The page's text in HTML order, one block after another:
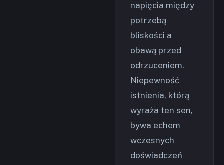
napięcia między
potrzebą
bliskości a
obawą przed
odrzuceniem.
Niepewność
istnienia, którą
wyraża ten sen,
bywa echem
wczesnych
doświadczeń